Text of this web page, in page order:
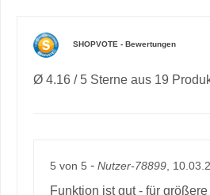
SHOPVOTE - Bewertungen
Ø 4.16 / 5 Sterne aus 19
5 von 5 - Nutzer-78899 ,
Funktion ist gut - für